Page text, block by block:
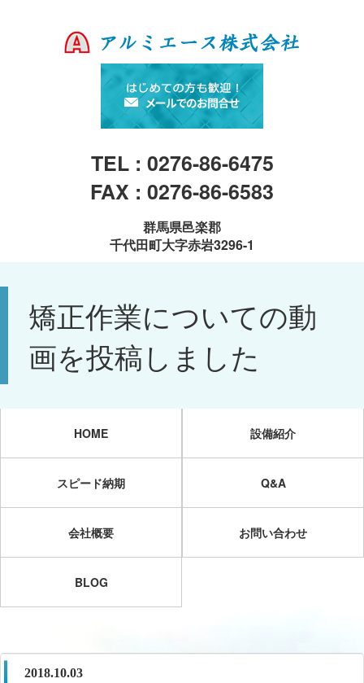
TEL : 0276-86-6475
FAX : 0276-86-6583
群馬県邑楽郡
千代田町大字赤岩3296-1
矯正作業についての動
画を投稿しました
HOME 設備紹介
スピード納期 Q&A
会社概要 お問い合わせ
BLOG
2018.10.03